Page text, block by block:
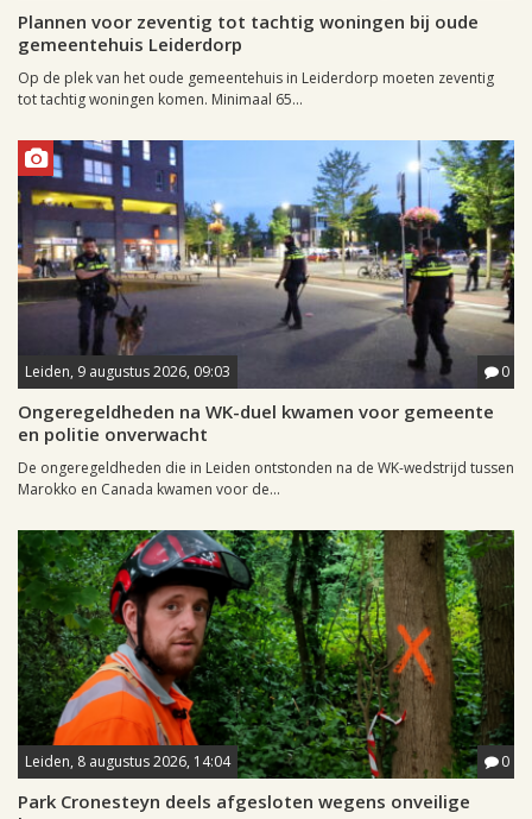
Plannen voor zeventig tot tachtig woningen bij oude
gemeentehuis Leiderdorp
Op de plek van het oude gemeentehuis in Leiderdorp moeten zeventig
tot tachtig woningen komen. Minimaal 65...
Leiden, 9 augustus 2026, 09:03 0
Ongeregeldheden na WK-duel kwamen voor gemeente
en politie onverwacht
De ongeregeldheden die in Leiden ontstonden na de WK-wedstrijd tussen
Marokko en Canada kwamen voor de...
Leiden, 8 augustus 2026, 14:04 0
Park Cronesteyn deels afgesloten wegens onveilige